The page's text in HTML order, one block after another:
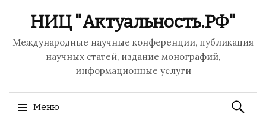
НИЦ "Актуальность.РФ"
Международные научные конференции, публикация
научных статей, издание монографий,
информационные услуги
Меню
Найти: